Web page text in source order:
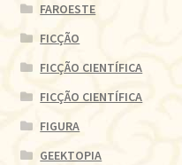
FAROESTE
FICÇÃO
FICÇÃO CIENTÍFICA
FICÇÃO CIENTÍFICA
FIGURA
GEEKTOPIA